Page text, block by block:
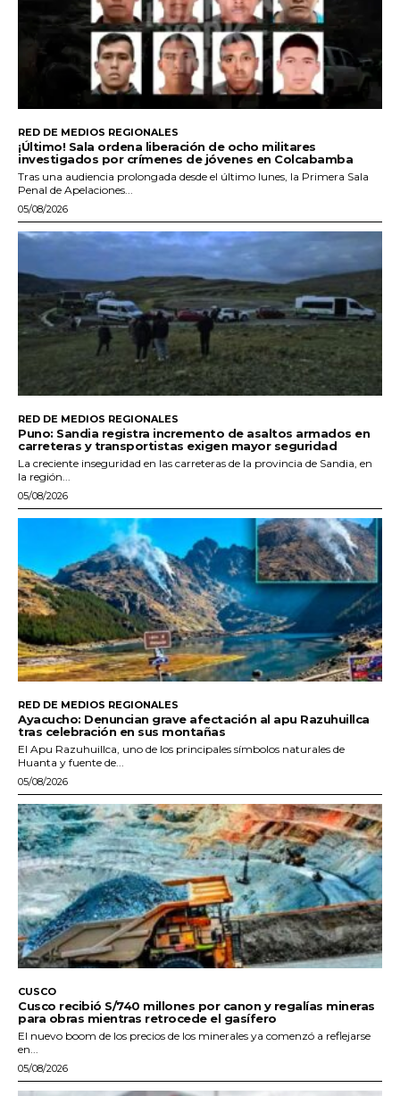
RED DE MEDIOS REGIONALES
¡Último! Sala ordena liberación de ocho militares
investigados por crímenes de jóvenes en Colcabamba
Tras una audiencia prolongada desde el último lunes, la Primera Sala
Penal de Apelaciones...
05/08/2026
RED DE MEDIOS REGIONALES
Puno: Sandia registra incremento de asaltos armados en
carreteras y transportistas exigen mayor seguridad
La creciente inseguridad en las carreteras de la provincia de Sandia, en
la región...
05/08/2026
RED DE MEDIOS REGIONALES
Ayacucho: Denuncian grave afectación al apu Razuhuillca
tras celebración en sus montañas
El Apu Razuhuillca, uno de los principales símbolos naturales de
Huanta y fuente de...
05/08/2026
CUSCO
Cusco recibió S/740 millones por canon y regalías mineras
para obras mientras retrocede el gasífero
El nuevo boom de los precios de los minerales ya comenzó a reflejarse
en...
05/08/2026